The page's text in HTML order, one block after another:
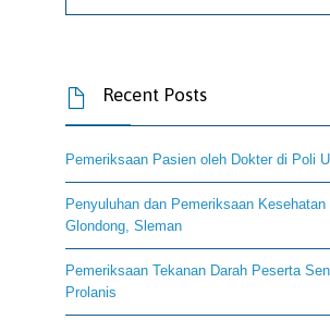
 Recent Posts
Pemeriksaan Pasien oleh Dokter di Poli
Penyuluhan dan Pemeriksaan Kesehatan
Glondong, Sleman
Pemeriksaan Tekanan Darah Peserta
Prolanis